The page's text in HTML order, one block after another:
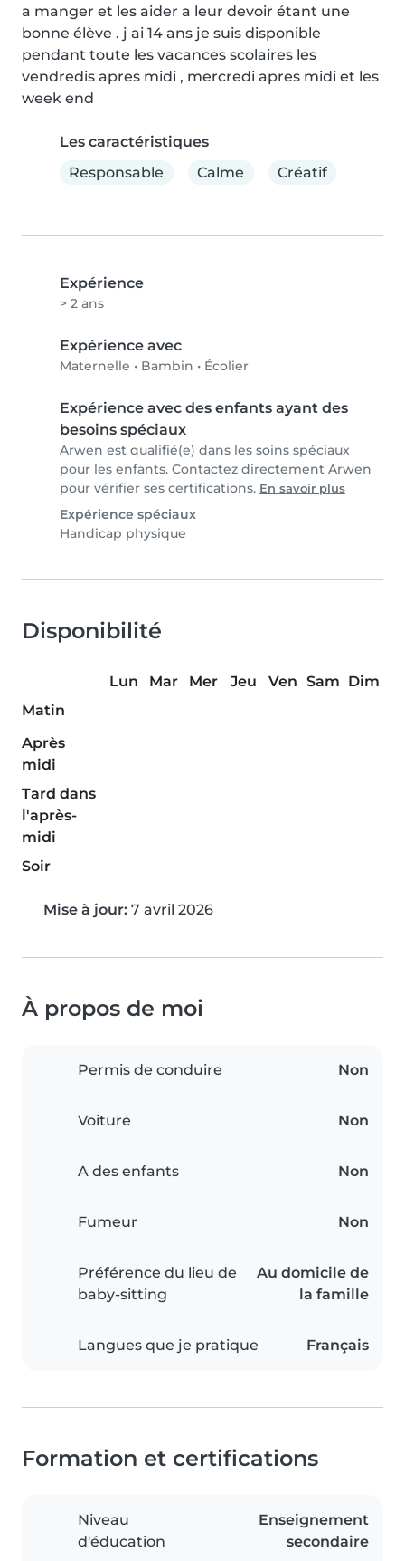
a manger et les aider a leur devoir étant une
bonne élève . j ai 14 ans je suis disponible
pendant toute les vacances scolaires les
vendredis apres midi , mercredi apres midi et les
week end
Les caractéristiques
Responsable
Calme Créatif
Expérience
> 2 ans
Expérience avec
Maternelle • Bambin • Écolier
Expérience avec des enfants ayant des
besoins spéciaux
Arwen est qualifié(e) dans les soins spéciaux
pour les enfants. Contactez directement Arwen
pour vérifier ses certifications. En savoir plus
Expérience spéciaux
Handicap physique
Disponibilité
Lun Mar Mer Jeu Ven Sam Dim
Matin
Après
midi
Tard dans
l'après-
midi
Soir
Mise à jour: 7 avril 2026
À propos de moi
Permis de conduire Non
Voiture Non
A des enfants Non
Fumeur Non
Préférence du lieu de
baby-sitting
Au domicile de
la famille
Langues que je pratique Français
Formation et certifications
Niveau
d'éducation
Enseignement
secondaire